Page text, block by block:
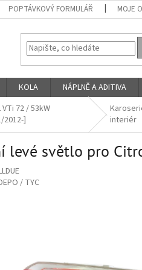
POPTÁVKOVÝ FORMULÁŘ MOJE
KOLA NÁPLNĚ A ADITIVA
VTi 72 / 53kW
2012-]
interiér
levé světlo pro
/ TYC